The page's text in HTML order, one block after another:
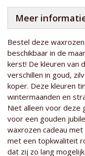
Meer
Bestel deze
beschikbaar in de
kerst! De kleuren van
verschillen in goud,
koper. Deze kleuren
wintermaanden en
Niet alleen voor deze
voor een gouden
waxrozen cadeau
met een topkwaliteit
dat zij zo lang